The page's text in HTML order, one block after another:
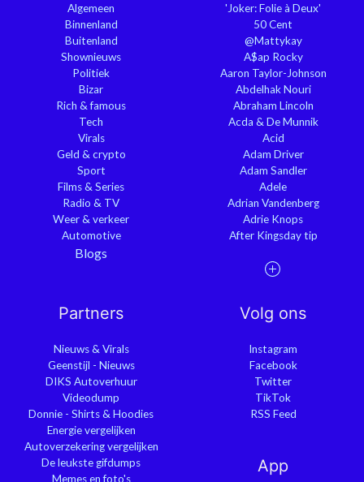
Algemeen
Binnenland
Buitenland
Shownieuws
Politiek
Bizar
Rich & famous
Tech
Virals
Geld & crypto
Sport
Films & Series
Radio & TV
Weer & verkeer
Automotive
Blogs
'Joker: Folie à Deux'
50 Cent
@Mattykay
A$ap Rocky
Aaron Taylor-Johnson
Abdelhak Nouri
Abraham Lincoln
Acda & De Munnik
Acid
Adam Driver
Adam Sandler
Adele
Adrian Vandenberg
Adrie Knops
After Kingsday tip
Partners
Nieuws & Virals
Geenstijl - Nieuws
DIKS Autoverhuur
Videodump
Donnie - Shirts & Hoodies
Energie vergelijken
Autoverzekering vergelijken
De leukste gifdumps
Memes en foto's
Volg ons
Instagram
Facebook
Twitter
TikTok
RSS Feed
App